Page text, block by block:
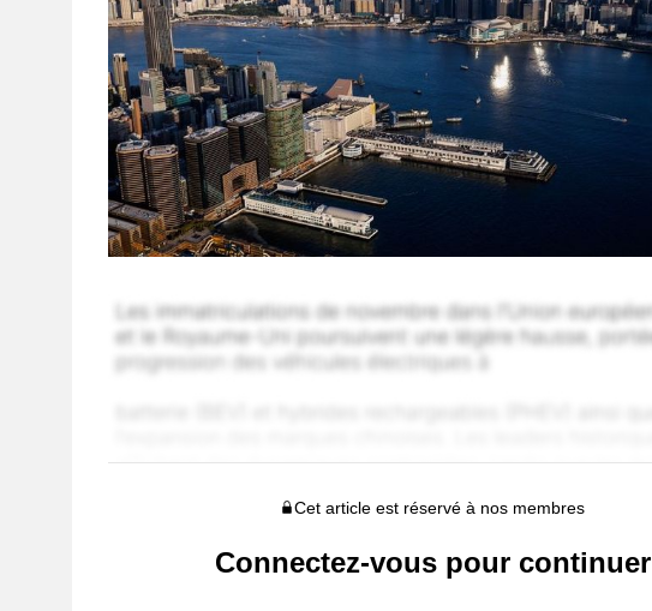
Cet article est réservé à nos membres
Connectez-vous pour continuer